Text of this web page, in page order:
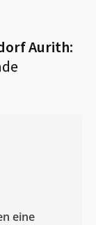
Aurith:
eine